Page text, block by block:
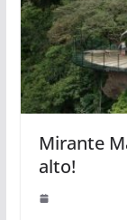
Mirante
alto!